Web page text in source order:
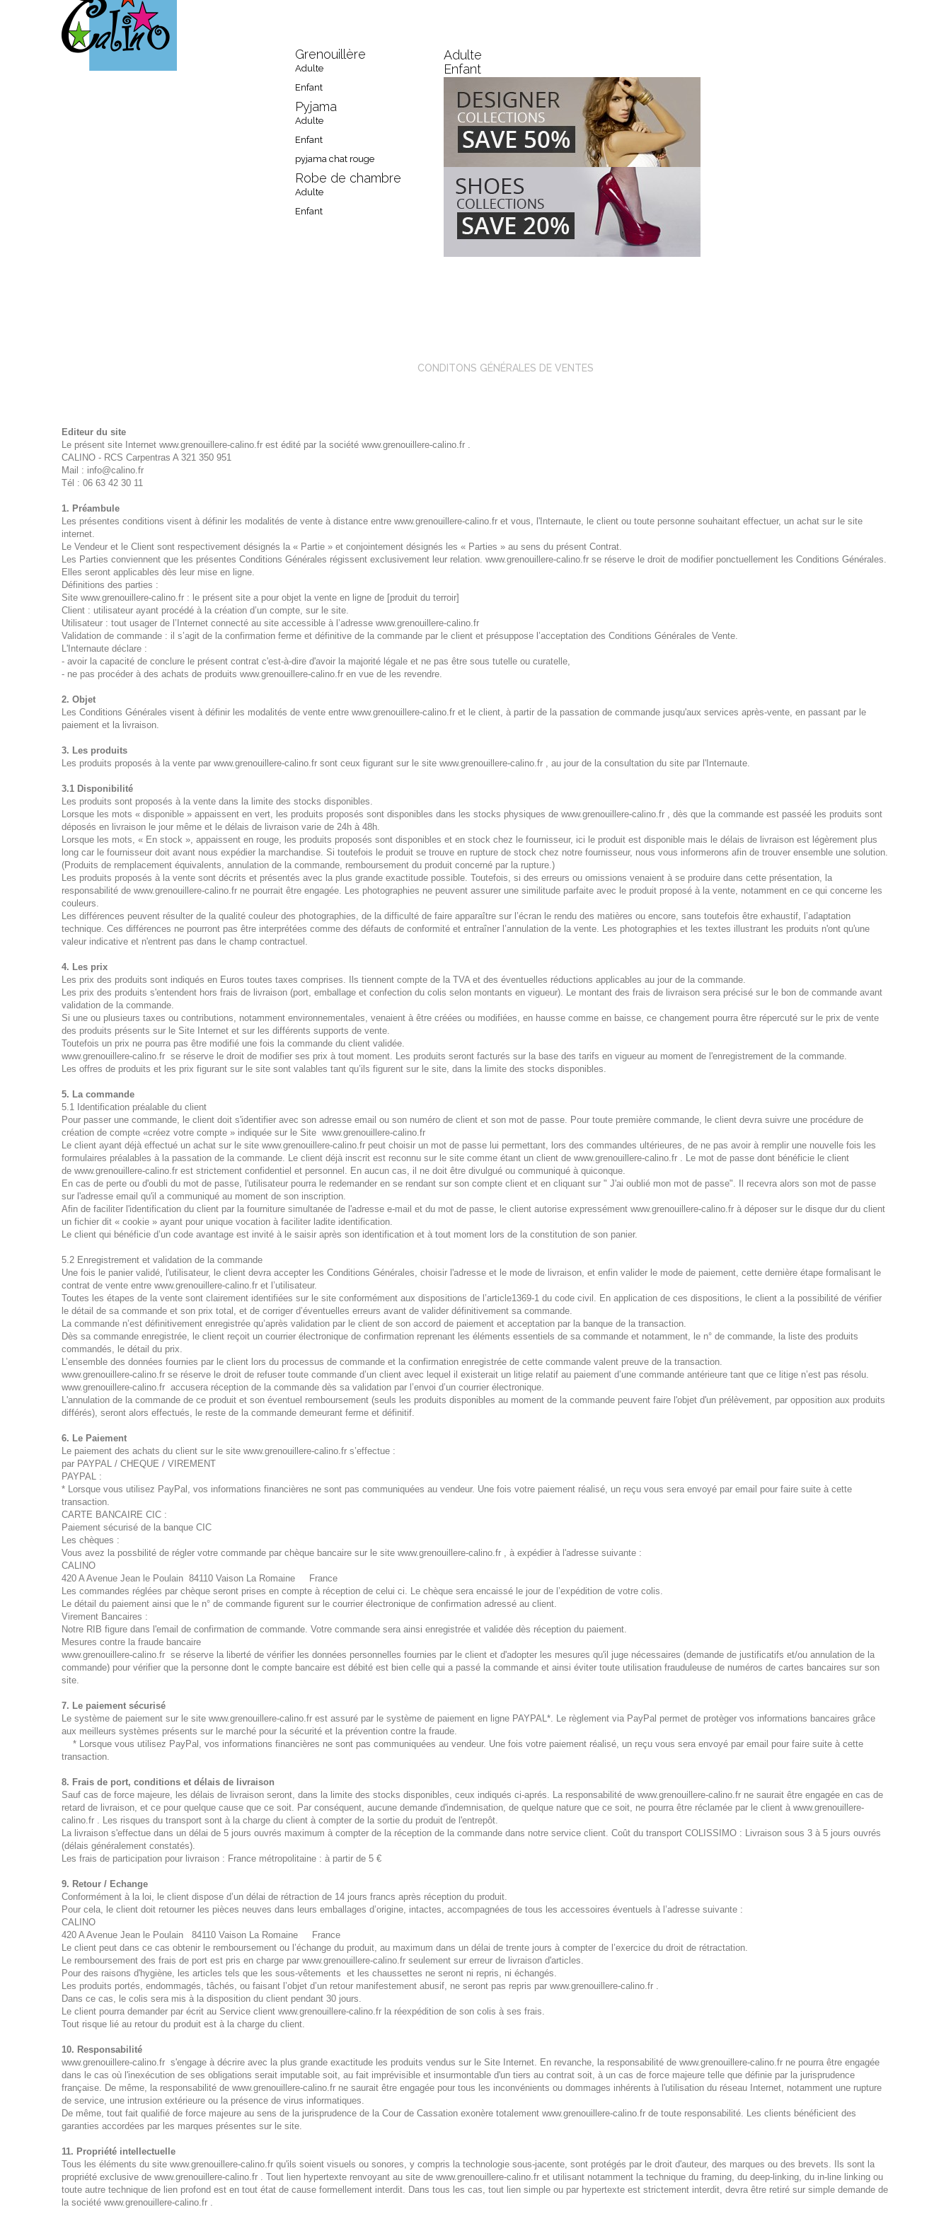
Grenouillère
Adulte
Enfant
Pyjama
Adulte
Enfant
pyjama chat rouge
Robe de chambre
Adulte
Enfant
Adulte
Enfant
CONDITONS GÉNÉRALES DE VENTES
Editeur du site
Le présent site Internet www.grenouillere-calino.fr est édité par la société www.grenouillere-calino.fr .
CALINO - RCS Carpentras A 321 350 951
Mail : info@calino.fr
Tél : 06 63 42 30 11
1. Préambule
Les présentes conditions visent à définir les modalités de vente à distance entre www.grenouillere-calino.fr et vous, l'Internaute, le client ou toute personne souhaitant effectuer, un achat sur le site
internet.
Le Vendeur et le Client sont respectivement désignés la « Partie » et conjointement désignés les « Parties » au sens du présent Contrat.
Les Parties conviennent que les présentes Conditions Générales régissent exclusivement leur relation. www.grenouillere-calino.fr se réserve le droit de modifier ponctuellement les Conditions Générales.
Elles seront applicables dès leur mise en ligne.
Définitions des parties :
Site www.grenouillere-calino.fr : le présent site a pour objet la vente en ligne de [produit du terroir]
Client : utilisateur ayant procédé à la création d’un compte, sur le site.
Utilisateur : tout usager de l’Internet connecté au site accessible à l’adresse www.grenouillere-calino.fr
Validation de commande : il s’agit de la confirmation ferme et définitive de la commande par le client et présuppose l’acceptation des Conditions Générales de Vente.
L'Internaute déclare :
- avoir la capacité de conclure le présent contrat c'est-à-dire d'avoir la majorité légale et ne pas être sous tutelle ou curatelle,
- ne pas procéder à des achats de produits www.grenouillere-calino.fr en vue de les revendre.
2. Objet
Les Conditions Générales visent à définir les modalités de vente entre www.grenouillere-calino.fr et le client, à partir de la passation de commande jusqu'aux services après-vente, en passant par le
paiement et la livraison.
3. Les produits
Les produits proposés à la vente par www.grenouillere-calino.fr sont ceux figurant sur le site www.grenouillere-calino.fr , au jour de la consultation du site par l'Internaute.
3.1 Disponibilité
Les produits sont proposés à la vente dans la limite des stocks disponibles.
Lorsque les mots « disponible » appaissent en vert, les produits proposés sont disponibles dans les stocks physiques de www.grenouillere-calino.fr , dès que la commande est passéé les produits sont
déposés en livraison le jour même et le délais de livraison varie de 24h à 48h.
Lorsque les mots, « En stock », appaissent en rouge, les produits proposés sont disponibles et en stock chez le fournisseur, ici le produit est disponible mais le délais de livraison est légèrement plus
long car le fournisseur doit avant nous expédier la marchandise. Si toutefois le produit se trouve en rupture de stock chez notre fournisseur, nous vous informerons afin de trouver ensemble une solution.
(Produits de remplacement équivalents, annulation de la commande, remboursement du produit concerné par la rupture.)
Les produits proposés à la vente sont décrits et présentés avec la plus grande exactitude possible. Toutefois, si des erreurs ou omissions venaient à se produire dans cette présentation, la
responsabilité de www.grenouillere-calino.fr ne pourrait être engagée. Les photographies ne peuvent assurer une similitude parfaite avec le produit proposé à la vente, notamment en ce qui concerne les
couleurs.
Les différences peuvent résulter de la qualité couleur des photographies, de la difficulté de faire apparaître sur l’écran le rendu des matières ou encore, sans toutefois être exhaustif, l’adaptation
technique. Ces différences ne pourront pas être interprétées comme des défauts de conformité et entraîner l’annulation de la vente. Les photographies et les textes illustrant les produits n'ont qu'une
valeur indicative et n'entrent pas dans le champ contractuel.
4. Les prix
Les prix des produits sont indiqués en Euros toutes taxes comprises. Ils tiennent compte de la TVA et des éventuelles réductions applicables au jour de la commande.
Les prix des produits s'entendent hors frais de livraison (port, emballage et confection du colis selon montants en vigueur). Le montant des frais de livraison sera précisé sur le bon de commande avant
validation de la commande.
Si une ou plusieurs taxes ou contributions, notamment environnementales, venaient à être créées ou modifiées, en hausse comme en baisse, ce changement pourra être répercuté sur le prix de vente
des produits présents sur le Site Internet et sur les différents supports de vente.
Toutefois un prix ne pourra pas être modifié une fois la commande du client validée.
www.grenouillere-calino.fr se réserve le droit de modifier ses prix à tout moment. Les produits seront facturés sur la base des tarifs en vigueur au moment de l'enregistrement de la commande.
Les offres de produits et les prix figurant sur le site sont valables tant qu’ils figurent sur le site, dans la limite des stocks disponibles.
5. La commande
5.1 Identification préalable du client
Pour passer une commande, le client doit s'identifier avec son adresse email ou son numéro de client et son mot de passe. Pour toute première commande, le client devra suivre une procédure de
création de compte «créez votre compte » indiquée sur le Site www.grenouillere-calino.fr
Le client ayant déjà effectué un achat sur le site www.grenouillere-calino.fr peut choisir un mot de passe lui permettant, lors des commandes ultérieures, de ne pas avoir à remplir une nouvelle fois les
formulaires préalables à la passation de la commande. Le client déjà inscrit est reconnu sur le site comme étant un client de www.grenouillere-calino.fr . Le mot de passe dont bénéficie le client
de www.grenouillere-calino.fr est strictement confidentiel et personnel. En aucun cas, il ne doit être divulgué ou communiqué à quiconque.
En cas de perte ou d'oubli du mot de passe, l'utilisateur pourra le redemander en se rendant sur son compte client et en cliquant sur " J'ai oublié mon mot de passe". Il recevra alors son mot de passe
sur l'adresse email qu'il a communiqué au moment de son inscription.
Afin de faciliter l'identification du client par la fourniture simultanée de l'adresse e-mail et du mot de passe, le client autorise expressément www.grenouillere-calino.fr à déposer sur le disque dur du client
un fichier dit « cookie » ayant pour unique vocation à faciliter ladite identification.
Le client qui bénéficie d’un code avantage est invité à le saisir après son identification et à tout moment lors de la constitution de son panier.
5.2 Enregistrement et validation de la commande
Une fois le panier validé, l'utilisateur, le client devra accepter les Conditions Générales, choisir l'adresse et le mode de livraison, et enfin valider le mode de paiement, cette dernière étape formalisant le
contrat de vente entre www.grenouillere-calino.fr et l’utilisateur.
Toutes les étapes de la vente sont clairement identifiées sur le site conformément aux dispositions de l’article1369-1 du code civil. En application de ces dispositions, le client a la possibilité de vérifier
le détail de sa commande et son prix total, et de corriger d’éventuelles erreurs avant de valider définitivement sa commande.
La commande n’est définitivement enregistrée qu’après validation par le client de son accord de paiement et acceptation par la banque de la transaction.
Dès sa commande enregistrée, le client reçoit un courrier électronique de confirmation reprenant les éléments essentiels de sa commande et notamment, le n° de commande, la liste des produits
commandés, le détail du prix.
L’ensemble des données fournies par le client lors du processus de commande et la confirmation enregistrée de cette commande valent preuve de la transaction.
www.grenouillere-calino.fr se réserve le droit de refuser toute commande d’un client avec lequel il existerait un litige relatif au paiement d’une commande antérieure tant que ce litige n’est pas résolu.
www.grenouillere-calino.fr accusera réception de la commande dès sa validation par l’envoi d’un courrier électronique.
L'annulation de la commande de ce produit et son éventuel remboursement (seuls les produits disponibles au moment de la commande peuvent faire l'objet d'un prélèvement, par opposition aux produits
différés), seront alors effectués, le reste de la commande demeurant ferme et définitif.
6. Le Paiement
Le paiement des achats du client sur le site www.grenouillere-calino.fr s’effectue :
par PAYPAL / CHEQUE / VIREMENT
PAYPAL :
* Lorsque vous utilisez PayPal, vos informations financières ne sont pas communiquées au vendeur. Une fois votre paiement réalisé, un reçu vous sera envoyé par email pour faire suite à cette
transaction.
CARTE BANCAIRE CIC :
Paiement sécurisé de la banque CIC
Les chèques :
Vous avez la possbilité de régler votre commande par chèque bancaire sur le site www.grenouillere-calino.fr , à expédier à l'adresse suivante :
CALINO
420 A Avenue Jean le Poulain 84110 Vaison La Romaine France
Les commandes réglées par chèque seront prises en compte à réception de celui ci. Le chèque sera encaissé le jour de l’expédition de votre colis.
Le détail du paiement ainsi que le n° de commande figurent sur le courrier électronique de confirmation adressé au client.
Virement Bancaires :
Notre RIB figure dans l'email de confirmation de commande. Votre commande sera ainsi enregistrée et validée dès réception du paiement.
Mesures contre la fraude bancaire
www.grenouillere-calino.fr se réserve la liberté de vérifier les données personnelles fournies par le client et d'adopter les mesures qu'il juge nécessaires (demande de justificatifs et/ou annulation de la
commande) pour vérifier que la personne dont le compte bancaire est débité est bien celle qui a passé la commande et ainsi éviter toute utilisation frauduleuse de numéros de cartes bancaires sur son
site.
7. Le paiement sécurisé
Le système de paiement sur le site www.grenouillere-calino.fr est assuré par le système de paiement en ligne PAYPAL*. Le règlement via PayPal permet de protèger vos informations bancaires grâce
aux meilleurs systèmes présents sur le marché pour la sécurité et la prévention contre la fraude.
* Lorsque vous utilisez PayPal, vos informations financières ne sont pas communiquées au vendeur. Une fois votre paiement réalisé, un reçu vous sera envoyé par email pour faire suite à cette
transaction.
8. Frais de port, conditions et délais de livraison
Sauf cas de force majeure, les délais de livraison seront, dans la limite des stocks disponibles, ceux indiqués ci-aprés. La responsabilité de www.grenouillere-calino.fr ne saurait être engagée en cas de
retard de livraison, et ce pour quelque cause que ce soit. Par conséquent, aucune demande d'indemnisation, de quelque nature que ce soit, ne pourra être réclamée par le client à www.grenouillere-
calino.fr . Les risques du transport sont à la charge du client à compter de la sortie du produit de l'entrepôt.
La livraison s'effectue dans un délai de 5 jours ouvrés maximum à compter de la réception de la commande dans notre service client. Coût du transport COLISSIMO : Livraison sous 3 à 5 jours ouvrés
(délais généralement constatés).
Les frais de participation pour livraison : France métropolitaine : à partir de 5 €
9. Retour / Echange
Conformément à la loi, le client dispose d’un délai de rétraction de 14 jours francs après réception du produit.
Pour cela, le client doit retourner les pièces neuves dans leurs emballages d’origine, intactes, accompagnées de tous les accessoires éventuels à l’adresse suivante :
CALINO
420 A Avenue Jean le Poulain 84110 Vaison La Romaine France
Le client peut dans ce cas obtenir le remboursement ou l’échange du produit, au maximum dans un délai de trente jours à compter de l’exercice du droit de rétractation.
Le remboursement des frais de port est pris en charge par www.grenouillere-calino.fr seulement sur erreur de livraison d'articles.
Pour des raisons d'hygiène, les articles tels que les sous-vêtements et les chaussettes ne seront ni repris, ni échangés.
Les produits portés, endommagés, tâchés, ou faisant l’objet d’un retour manifestement abusif, ne seront pas repris par www.grenouillere-calino.fr .
Dans ce cas, le colis sera mis à la disposition du client pendant 30 jours.
Le client pourra demander par écrit au Service client www.grenouillere-calino.fr la réexpédition de son colis à ses frais.
Tout risque lié au retour du produit est à la charge du client.
10. Responsabilité
www.grenouillere-calino.fr s'engage à décrire avec la plus grande exactitude les produits vendus sur le Site Internet. En revanche, la responsabilité de www.grenouillere-calino.fr ne pourra être engagée
dans le cas où l'inexécution de ses obligations serait imputable soit, au fait imprévisible et insurmontable d'un tiers au contrat soit, à un cas de force majeure telle que définie par la jurisprudence
française. De même, la responsabilité de www.grenouillere-calino.fr ne saurait être engagée pour tous les inconvénients ou dommages inhérents à l'utilisation du réseau Internet, notamment une rupture
de service, une intrusion extérieure ou la présence de virus informatiques.
De même, tout fait qualifié de force majeure au sens de la jurisprudence de la Cour de Cassation exonère totalement www.grenouillere-calino.fr de toute responsabilité. Les clients bénéficient des
garanties accordées par les marques présentes sur le site.
11. Propriété intellectuelle
Tous les éléments du site www.grenouillere-calino.fr qu'ils soient visuels ou sonores, y compris la technologie sous-jacente, sont protégés par le droit d'auteur, des marques ou des brevets. Ils sont la
propriété exclusive de www.grenouillere-calino.fr . Tout lien hypertexte renvoyant au site de www.grenouillere-calino.fr et utilisant notamment la technique du framing, du deep-linking, du in-line linking ou
toute autre technique de lien profond est en tout état de cause formellement interdit. Dans tous les cas, tout lien simple ou par hypertexte est strictement interdit, devra être retiré sur simple demande de
la société www.grenouillere-calino.fr .